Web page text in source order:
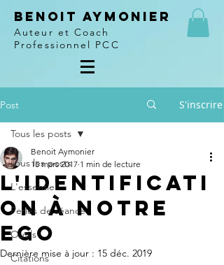
Benoit Aymonier
Auteur et Coach
Professionnel PCC
Post S'inscrire
Tous les posts
L'essentiel
Perles de séance
Outils
Citations
Tous les posts
L'identificati
on à notre
ego
Benoit Aymonier
15 mars 2017 1 min de lecture
Dernière mise à jour : 15 déc. 2019